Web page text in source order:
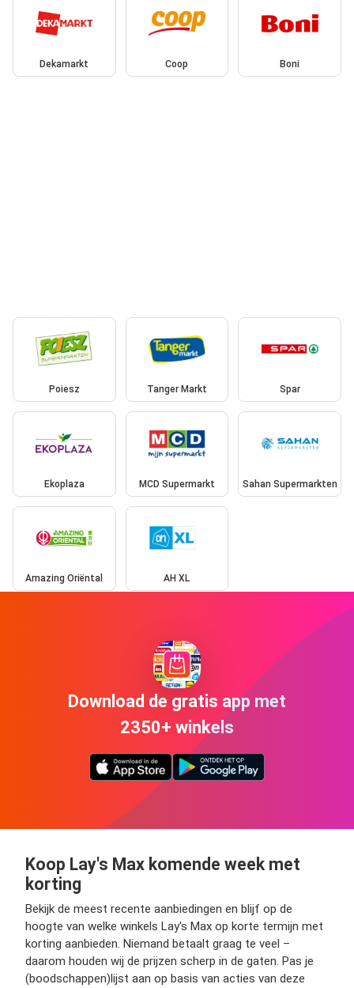
Dekamarkt Coop Boni
Poiesz Tanger Markt Spar
Ekoplaza MCD Supermarkt Sahan Supermarkten
Amazing Oriëntal AH XL
Download de gratis app met
2350+ winkels
Koop Lay's Max komende week met
korting
Bekijk de meest recente aanbiedingen en blijf op de
hoogte van welke winkels Lay's Max op korte termijn met
korting aanbieden. Niemand betaalt graag te veel –
daarom houden wij de prijzen scherp in de gaten. Pas je
(boodschappen)lijst aan op basis van acties van deze